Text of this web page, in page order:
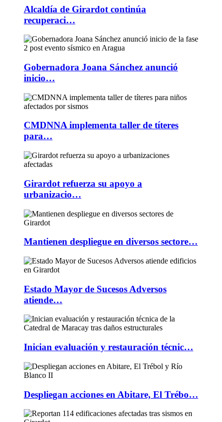
Alcaldía de Girardot continúa
recuperaci…
Gobernadora Joana Sánchez anunció
inicio…
CMDNNA implementa taller de títeres
para…
Girardot refuerza su apoyo a
urbanizacio…
Mantienen despliegue en diversos sectore…
Estado Mayor de Sucesos Adversos
atiende…
Inician evaluación y restauración técnic…
Despliegan acciones en Abitare, El Trébo…